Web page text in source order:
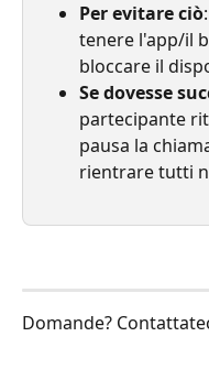
Per evitare ciò
tenere l'app/il
bloccare il
Se dovesse
partecipante
pausa la
rientrare tutti
Domande?